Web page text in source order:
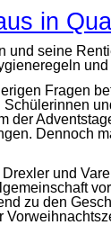
in
und seine
Fragen
der
Dennoch
und
zu den